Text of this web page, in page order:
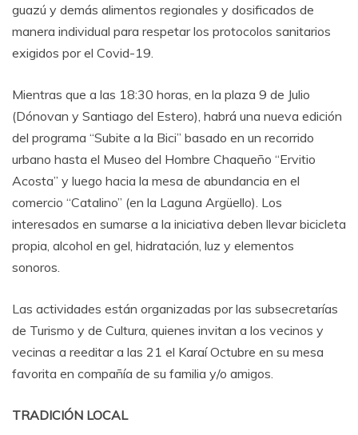
guazú y demás alimentos regionales y dosificados de
manera individual para respetar los protocolos sanitarios
exigidos por el Covid-19.
Mientras que a las 18:30 horas, en la plaza 9 de Julio
(Dónovan y Santiago del Estero), habrá una nueva edición
del programa “Subite a la Bici” basado en un recorrido
urbano hasta el Museo del Hombre Chaqueño “Ervitio
Acosta” y luego hacia la mesa de abundancia en el
comercio “Catalino” (en la Laguna Argüello). Los
interesados en sumarse a la iniciativa deben llevar bicicleta
propia, alcohol en gel, hidratación, luz y elementos
sonoros.
Las actividades están organizadas por las subsecretarías
de Turismo y de Cultura, quienes invitan a los vecinos y
vecinas a reeditar a las 21 el Karaí Octubre en su mesa
favorita en compañía de su familia y/o amigos.
TRADICIÓN LOCAL